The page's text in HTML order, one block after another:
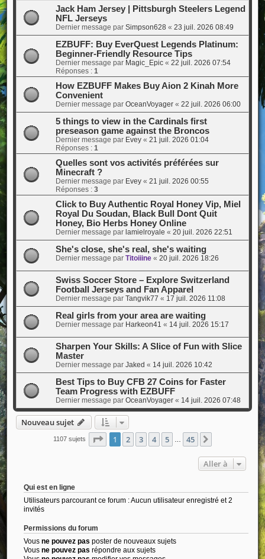
Jack Ham Jersey | Pittsburgh Steelers Legend
NFL Jerseys
Dernier message par Simpson628 « 23 juil. 2026 08:49
EZBUFF: Buy EverQuest Legends Platinum:
Beginner-Friendly Resource Tips
Dernier message par Magic_Epic« 22 juil. 2026 07:54
Réponses : 1
How EZBUFF Makes Buy Aion 2 Kinah More
Convenient
Dernier message par OceanVoyager« 22 juil. 2026 06:00
5 things to view in the Cardinals first
preseason game against the Broncos
Dernier message par Evey« 21 juil. 2026 01:04
Réponses : 1
Quelles sont vos activités préférées sur
Minecraft ?
Dernier message par Evey« 21 juil. 2026 00:55
Réponses : 3
Click to Buy Authentic Royal Honey Vip, Miel
Royal Du Soudan, Black Bull Dont Quit
Honey, Bio Herbs Honey Online
Dernier message par lamielroyale « 20 juil. 2026 22:51
She's close, she's real, she's waiting
Dernier message par Titoiiine« 20 juil. 2026 18:26
Swiss Soccer Store – Explore Switzerland
Football Jerseys and Fan Apparel
Dernier message par Tangvik77 « 17 juil. 2026 11:08
Real girls from your area are waiting
Dernier message par Harkeon41 « 14 juil. 2026 15:17
Sharpen Your Skills: A Slice of Fun with Slice
Master
Dernier message par Jaked « 14 juil. 2026 10:42
Best Tips to Buy CFB 27 Coins for Faster
Team Progress with EZBUFF
Dernier message par OceanVoyager« 14 juil. 2026 07:48
Nouveau sujet
1107 sujets Page 1sur45
1 2 3 4 5 45
Aller à
Qui est en ligne
Utilisateurs parcourant ce forum : Aucun utilisateur enregistré et 2
invités
Permissions du forum
Vous ne pouvez pas poster de nouveaux sujets
Vous ne pouvez pas répondre aux sujets